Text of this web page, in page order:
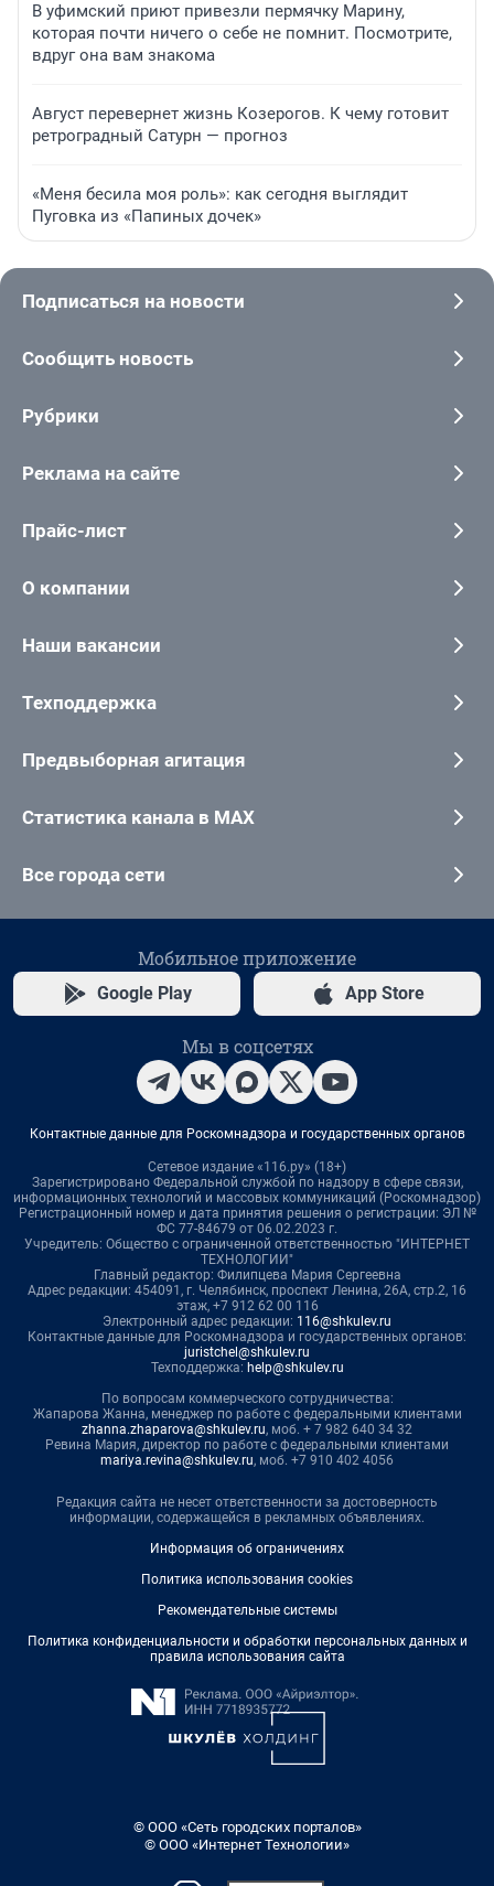
В уфимский приют привезли пермячку Марину,
которая почти ничего о себе не помнит. Посмотрите,
вдруг она вам знакома
Август перевернет жизнь Козерогов. К чему готовит
ретроградный Сатурн — прогноз
«Меня бесила моя роль»: как сегодня выглядит
Пуговка из «Папиных дочек»
Подписаться на новости
Сообщить новость
Рубрики
Реклама на сайте
Прайс-лист
О компании
Наши вакансии
Техподдержка
Предвыборная агитация
Статистика канала в MAX
Все города сети
Мобильное приложение
Google Play App Store
Мы в соцсетях
Контактные данные для Роскомнадзора и государственных органов
Сетевое издание «116.ру» (18+)
Зарегистрировано Федеральной службой по надзору в сфере связи,
информационных технологий и массовых коммуникаций (Роскомнадзор)
Регистрационный номер и дата принятия решения о регистрации: ЭЛ №
ФС 77-84679 от 06.02.2023 г.
Учредитель: Общество с ограниченной ответственностью "ИНТЕРНЕТ
ТЕХНОЛОГИИ"
Главный редактор: Филипцева Мария Сергеевна
Адрес редакции: 454091, г. Челябинск, проспект Ленина, 26А, стр.2, 16
этаж, +7 912 62 00 116
Электронный адрес редакции: 116@shkulev.ru
Контактные данные для Роскомнадзора и государственных органов:
juristchel@shkulev.ru
Техподдержка: help@shkulev.ru
По вопросам коммерческого сотрудничества:
Жапарова Жанна, менеджер по работе с федеральными клиентами
zhanna.zhaparova@shkulev.ru, моб. + 7 982 640 34 32
Ревина Мария, директор по работе с федеральными клиентами
mariya.revina@shkulev.ru, моб. +7 910 402 4056
Редакция сайта не несет ответственности за достоверность
информации, содержащейся в рекламных объявлениях.
Информация об ограничениях
Политика использования cookies
Рекомендательные системы
Политика конфиденциальности и обработки персональных данных и
правила использования сайта
© ООО «Сеть городских порталов»
© ООО «Интернет Технологии»